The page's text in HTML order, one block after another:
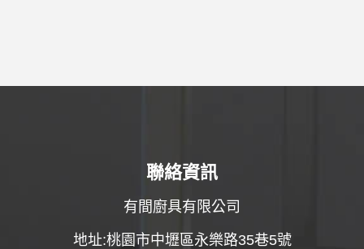
聯絡資訊
有間廚具有限公司
地址:桃園市中壢區永樂路35巷5號